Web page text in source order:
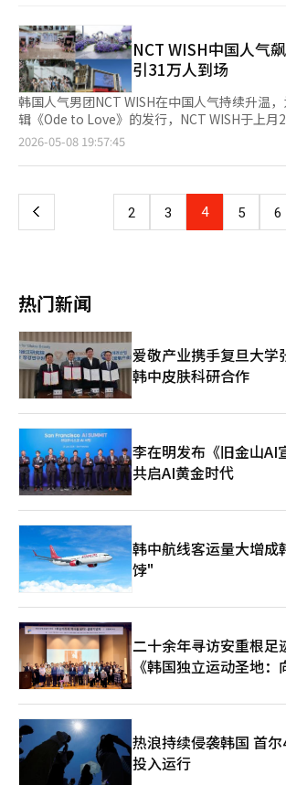
高，而美国也迫切需要稳定油价以抑制通货膨胀
争的同时，在霍尔木兹海峡的稳定上有共同利
俄罗斯问题。中国在与俄罗斯保持战略合作关系
西方制裁的压力。美国则警惕中国对俄罗斯的支
来看，美国也不希望俄罗斯与中国完全结盟。
能会有不公开的战略交流。峰会后，东北亚局
景。第一种是乐观情景。如果两国达成贸易战休
导体产业也可能进入稳定阶段。国际油价也将
议有限。两国在避免冲突的同时，核心霸权竞
这种可能性最大。在AI、半导体、电池和稀土
动荡，尤其是半导体、航运和能源市场的波动
角度来看，此次峰会不能仅仅视为美中冲突的新
船、AI和数据中心产业都受到美中关系的影响。
在加剧。如果伊朗战争长期化，霍尔木兹海峡
美中关系未能在一定程度上稳定，全球经济可
最终，美国和中国也生活在一个无法完全摧毁对
典名著《孙子兵法》中有云：“上兵伐谋。”
一阶段。虽然没有开火，但实际上已经处于战争
握手，内心却在计算对方的生死。5月13日晚，
机场的表情背后，笼罩着的不仅仅是一次外交访
影。
表示，与海外旅行特价活动相关的咨询及预订量
主要集中在外航、低成本航空（LCC）以及相
较低的产品。
据，前往日本的外国游客人数创下历史新高，但
去年减少了55.9%。一位官员表示，目前的情况
张持续的“小泉政权”时期还要糟糕。他表示
却经济热’的时代，而现在政治、经济和民间都在
在工业领域也瞄准了日本制造业的痛点。今年1
双用途产品的对日出口管制，2月又将20家日
单。尽管中国当局声称“不会影响民生”，但
此。今年3月，中国对日稀土磁铁的出口量为
价的中国商品并不容易。 冲突甚至蔓延到海洋。上个月17日，日
本海上自卫队的护卫舰“雷鸣”在近10个月后
这是日本政府在高市总理的台湾言论后，暂
《下关条约》签署、台湾被割让给日本的日子
了中国人民的感情”。两天后的19日，中国的
头”和护卫舰“黄江”出现在鹿儿岛县横当岛西
逼近九州最南端约300公里。同时，东海中日
然气田开发新设施的建设情况也被发现。 中国的施压已全面扩
展。然而，中国民众对日本的情绪似乎并未受
节的5月1日，上海市中心的一座公园内举行了
的公司职员表示：“我不在乎中日关系的恶化
无法替代的。”政府施加的压力与民间对日本文
着错位的共存局面。 这种差异很好地反映了当前的局面。与2012
年钓鱼岛事件时愤怒在街头爆发不同，现在的施
设计的。虽然一切始于总理在国会的答复，但
本的日常生活、产业和海洋都在同时受到冲击
智能（AI）系统翻译与编辑。
的粉色和淡紫色内饰选项，吸引了消费者的目光。 重视先进
和车内软件体验的中国消费者特性也影响着全球
中国的语音人工智能(AI)助手、先进驾驶辅助系
KTV等娱乐功能几乎成为了必备配置。 在今年的北京车展上，这一
趋势表现得尤为明显。宝马共发布了16款新车
市场专属车型。梅赛德斯-奔驰则表示，将以上
心，扩大本地技术开发和与中国大型科技企业的合作
中国，为中国”(In China, For China)战略的大
中国市场设计的电动车平台和本地驾驶辅助系
款。 韩国现代汽车也正式宣布电动车品牌IONIQ进军中国市场，并
首次全球发布两款电动概念车，展现了其在中
心。※ 本报道经人工智能（AI）系统翻译与编
报》最近报道，中国整车制造商正在以低价收购
厂，扩大全球生产基地。随着全球传统整车制
提高生产效率，纷纷出售内燃机车生产设施，
地化战略提供了机会。福特·奔驰·日产汽车工厂
资本正在迅速占领南美、非洲和东南亚等地，
企业撤出的空白。 一个典型的例子是，奇瑞汽车今年初推进收购
南非的日产工厂。奇瑞已达成协议，收购位于
产工厂。该工厂运营超过60年，曾是南非的核
4.5万辆皮卡。 在南美最大的汽车市场巴西，中国企业的攻势也在
开始年产3万辆的生产。比亚迪同样在2024年3
巴伊亚州的关闭福特工厂，并于去年10月开始
销售的疲软。目前，比亚迪的海外销售占整体
全球化第二幕...从出口到本地生产 如今，中国汽车企业建立海外本
地生产体系已成为必然战略。由于欧盟、美国
对中国电动车的进口进行限制，提高了关税壁垒
产来规避这些限制的趋势正在加速。 美国市场研究公司Rhodium
Group分析称，去年中国电动车企业的海外投
内投资规模。尤其是收购现有闲置工厂的方式在
为更为高效。新建工厂通常需要3到5年，而现
改造，约一年内即可投入生产。 中国乘用车市场信息联席会
（CPCA）秘书长崔东树表示：“中国汽车企业
日本汽车工业的全球化过程相似。”他指出，最
市场的车辆，随后通过发送零部件进行KD（半
最终演变为建立本地生产体系。瞄准‘雅力士
车竞争 中国汽车企业为了攻占全球市场，正在加速开发符合各地
区消费者偏好的专用车型。这让人联想到丰田曾
者口味的小型掀背车‘雅力士’成功进入欧洲
表示：“中国汽车企业也在努力重现‘雅力士时刻’
平主席指定为‘礼宾车’品牌的红旗汽车，上个
布了针对欧洲市场的小型全球运动型多功能车
此，比亚迪、奇瑞、长安、上海汽车（SAIC）
在开发从针对欧洲市场的小型掀背车到适用于澳
场的皮卡等区域定制车型。 尤其是在中国需求几乎为零的情况
下，欧洲对掀背车的需求却非常强劲，因其狭窄
性受到重视。在南欧某些地区，掀背车的销量
上，显示出稳健的增长趋势。因此，比亚迪计划
洲市场设计的‘海豚G’掀背车型号。奇瑞的新
NCT WISH中国人气
引31万人到场
韩国人气男团NCT WISH在中国人气持续升温
辑《Ode to Love》的发行，NCT WISH于上月
携手QQ音乐，在中国8座城市成功举行快闪活动。 此次快闪
圈举行，活动现场不仅设置专辑主题展示区、
次证明了NCT WISH在中国的人气与影响力。 《Ode to Love》此
前已在中国市场取得亮眼成绩，不仅登上QQ音
界普遍认为，NCT WISH在中国的本地影响力正
望进一步打开亚洲市场。 NCT WISH近期在韩国本土活动同样表现
亮眼。组合不仅登顶韩国Circle Chart排行榜4
军，还将陆续出演韩国三大电视台音乐节目《
音乐中心》以及《人气歌谣》，带来主打歌《
台表演。
2026-05-08 19:57:45
上
页
2 3 4 5 6
热门新闻
爱敬产业携手复旦大学
韩中皮肤科研合作
李在明发布《旧金山AI
共启AI黄金时代
韩中航线客运量大增成
饽"
二十余年寻访安重根足
《韩国独立运动圣地
热浪持续侵袭韩国 首
投入运行